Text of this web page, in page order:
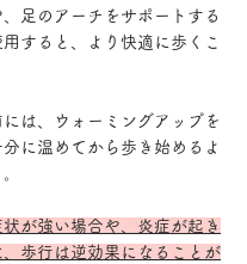
足のアーチをサポートする
すると、より快適に歩くこ
には、ウォーミングアップを
に温めてから歩き始めるよ
が強い場合や、炎症が起き
、歩行は逆効果になることが